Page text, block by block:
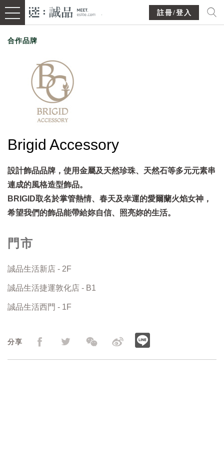
註冊/登入
合作品牌
Brigid Accessory
設計飾品品牌，使用金屬及天然珍珠、天然石等多元元素串
連成的風格造型飾品。
BRIGID取名於掌管熱情、春天及幸運的愛爾蘭火焰女神，
希望我們的飾品能帶給妳自信、照亮妳的生活。
分享
門市
誠品生活新店 - 2F
誠品生活捷運敦化店 - B1
誠品生活西門 - 1F